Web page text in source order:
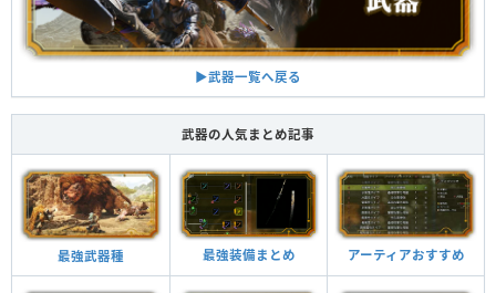
▶︎武器一覧へ戻る
武器の人気まとめ記事
最強武器種 最強装備まとめ アーティアおすすめ